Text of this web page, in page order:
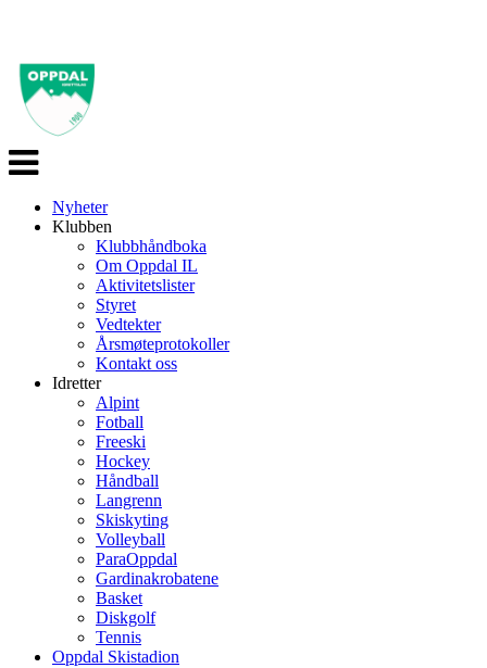
Veksle
navigasjon
Nyheter
Klubben
Klubbhåndboka
Om Oppdal IL
Aktivitetslister
Styret
Vedtekter
Årsmøteprotokoller
Kontakt oss
Idretter
Alpint
Fotball
Freeski
Hockey
Håndball
Langrenn
Skiskyting
Volleyball
ParaOppdal
Gardinakrobatene
Basket
Diskgolf
Tennis
Oppdal Skistadion